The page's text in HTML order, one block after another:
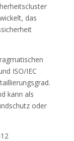
das
ISO/IEC
kann als
oder